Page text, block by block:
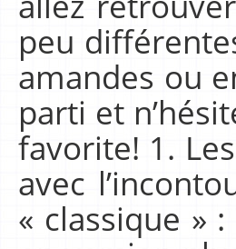
peu
amandes ou
parti et
favorite! 1.
avec
« classique »